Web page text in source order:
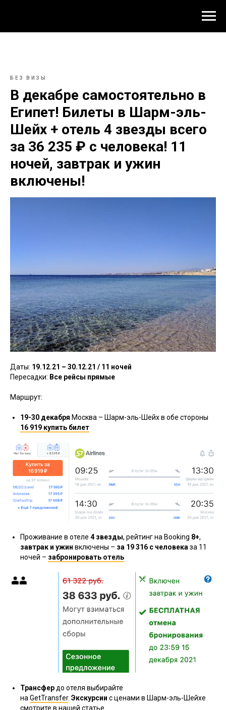
БЕЗ ВИЗЫ
В декабре самостоятельно в
Египет! Билеты в Шарм-эль-
Шейх + отель 4 звезды всего
за 36 235 ₽ с человека! 11
ночей, завтрак и ужин
включены!
Даты: 19.12.21 – 30.12.21 / 11 ночей
Пересадки: Все рейсы прямые
Маршрут:
19-30 декабря Москва – Шарм-эль-Шейх в обе стороны
16 919 купить билет
Проживание в отеле 4 звезды, рейтинг на Booking 8+,
завтрак и ужин включены – за 19 316 с человека за 11
ночей – забронировать отель
Трансфер до отеля выбирайте
на GetTransfer. Экскурсии с ценами в Шарм-эль-Шейхе
смотрите в нашей статье